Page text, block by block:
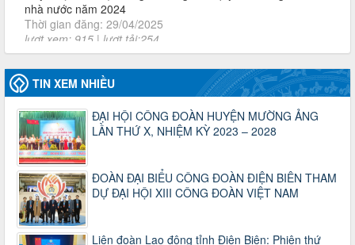
2930/TLĐ-TC
Công văn số 2930/TLĐ-TC, ngày 31/12/2024 của Tổng
LĐLĐ Việt Nam về việc quy định tỷ lệ phân phối tự động
KPCĐ 2% qua tài khoản Công đoàn Việt Nam về các cấp
Công đoàn năm 2025
lượt xem: 1067 | lượt tải:437
47-TTCĐ/BTGTU
Thông tin chuyên đề: Một số nôi dung về sắp xếp tổ chức bộ
máy của hệ thống chính trị tinh gọn, hoạt động hiệu lực, hiệu
quả
Thời gian đăng: 25/12/2024
lượt xem: 1223 | lượt tải:339
37/HD-TLĐ
TIN XEM NHIỀU
ĐẠI HỘI CÔNG ĐOÀN HUYỆN MƯỜNG ẢNG
LẦN THỨ X, NHIỆM KỲ 2023 – 2028
ĐOÀN ĐẠI BIỂU CÔNG ĐOÀN ĐIỆN BIÊN THAM
DỰ ĐẠI HỘI XIII CÔNG ĐOÀN VIỆT NAM
Liên đoàn Lao động tỉnh Điện Biên: Phiên thứ